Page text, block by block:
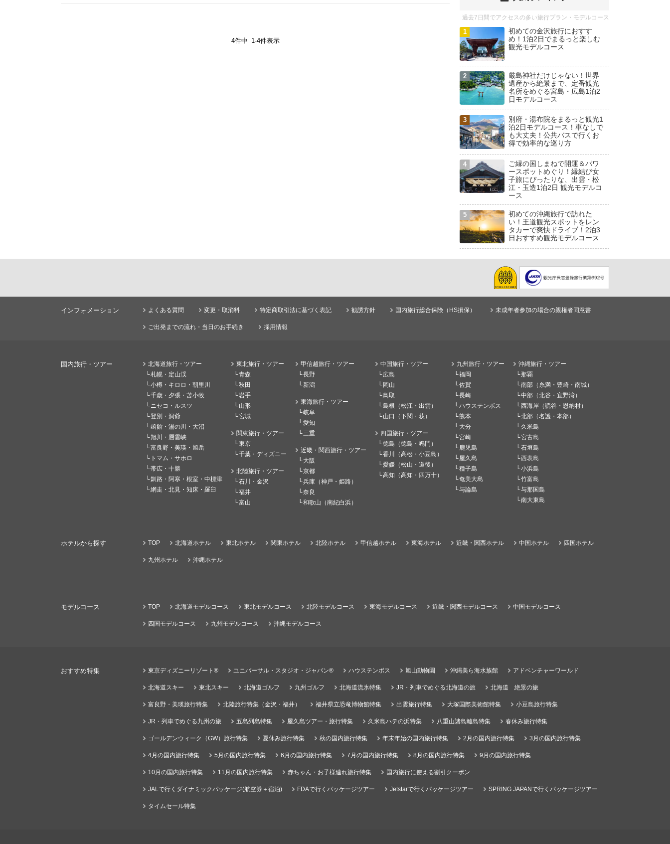
4件中 1-4件表示
過去7日間でアクセスの多い旅行プラン・モデルコース
初めての金沢旅行におすす
め！1泊2日でまるっと楽しむ
観光モデルコース
厳島神社だけじゃない！世界
遺産から絶景まで、定番観光
名所をめぐる宮島・広島1泊2
日モデルコース
別府・湯布院をまるっと観光1
泊2日モデルコース！車なしで
も大丈夫！公共バスで行くお
得で効率的な巡り方
ご縁の国しまねで開運＆パワ
ースポットめぐり！縁結び女
子旅にぴったりな、出雲・松
江・玉造1泊2日 観光モデルコ
ース
初めての沖縄旅行で訪れた
い！王道観光スポットをレン
タカーで爽快ドライブ！2泊3
日おすすめ観光モデルコース
インフォメーション よくある質問 変更・取消料 特定商取引法に基づく表記 勧誘方針 国内旅行総合保険（HS損保） 未成年者参加の場合の親権者同意書
ご出発までの流れ・当日のお手続き 採用情報
国内旅行・ツアー
北海道旅行・ツアー
札幌・定山渓
小樽・キロロ・朝里川
千歳・夕張・苫小牧
ニセコ・ルスツ
登別・洞爺
函館・湯の川・大沼
旭川・層雲峡
富良野・美瑛・旭岳
トマム・サホロ
帯広・十勝
釧路・阿寒・根室・中標津
網走・北見・知床・羅臼
東北旅行・ツアー
青森
秋田
岩手
山形
宮城
関東旅行・ツアー
東京
千葉・ディズニー
北陸旅行・ツアー
石川・金沢
福井
富山
甲信越旅行・ツアー
長野
新潟
東海旅行・ツアー
岐阜
愛知
三重
近畿・関西旅行・ツアー
大阪
京都
兵庫（神戸・姫路）
奈良
和歌山（南紀白浜）
中国旅行・ツアー
広島
岡山
鳥取
島根（松江・出雲）
山口（下関・萩）
四国旅行・ツアー
徳島（徳島・鳴門）
香川（高松・小豆島）
愛媛（松山・道後）
高知（高知・四万十）
九州旅行・ツアー
福岡
佐賀
長崎
ハウステンボス
熊本
大分
宮崎
鹿児島
屋久島
種子島
奄美大島
与論島
沖縄旅行・ツアー
那覇
南部（糸満・豊崎・南城）
中部（北谷・宜野湾）
西海岸（読谷・恩納村）
北部（名護・本部）
久米島
宮古島
石垣島
西表島
小浜島
竹富島
与那国島
南大東島
ホテルから探す TOP 北海道ホテル 東北ホテル 関東ホテル 北陸ホテル 甲信越ホテル 東海ホテル 近畿・関西ホテル 中国ホテル 四国ホテル
九州ホテル 沖縄ホテル
モデルコース TOP 北海道モデルコース 東北モデルコース 北陸モデルコース 東海モデルコース 近畿・関西モデルコース 中国モデルコース
四国モデルコース 九州モデルコース 沖縄モデルコース
おすすめ特集 東京ディズニーリゾート® ユニバーサル・スタジオ・ジャパン® ハウステンボス 旭山動物園 沖縄美ら海水族館 アドベンチャーワールド
北海道スキー 東北スキー 北海道ゴルフ 九州ゴルフ 北海道流氷特集 JR・列車でめぐる北海道の旅 北海道 絶景の旅
富良野・美瑛旅行特集 北陸旅行特集（金沢・福井） 福井県立恐竜博物館特集 出雲旅行特集 大塚国際美術館特集 小豆島旅行特集
JR・列車でめぐる九州の旅 五島列島特集 屋久島ツアー・旅行特集 久米島ハテの浜特集 八重山諸島離島特集 春休み旅行特集
ゴールデンウィーク（GW）旅行特集 夏休み旅行特集 秋の国内旅行特集 年末年始の国内旅行特集 2月の国内旅行特集 3月の国内旅行特集
4月の国内旅行特集 5月の国内旅行特集 6月の国内旅行特集 7月の国内旅行特集 8月の国内旅行特集 9月の国内旅行特集
10月の国内旅行特集 11月の国内旅行特集 赤ちゃん・お子様連れ旅行特集 国内旅行に使える割引クーポン
JALで行くダイナミックパッケージ(航空券＋宿泊) FDAで行くパッケージツアー Jetstarで行くパッケージツアー SPRING JAPANで行くパッケージツアー
タイムセール特集